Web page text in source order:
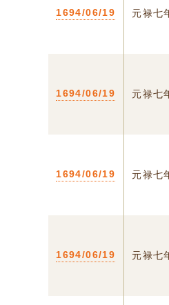
1694/06/19 元禄七
1694/06/19 元禄七
1694/06/19 元禄七
1694/06/19 元禄七